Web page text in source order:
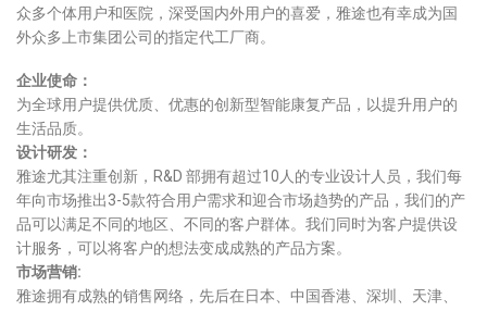
众多个体用户和医院，深受国内外用户的喜爱，雅途也有幸成为国
外众多上市集团公司的指定代工厂商。
企业使命：
为全球用户提供优质、优惠的创新型智能康复产品，以提升用户的
生活品质。
设计研发：
雅途尤其注重创新，R&D 部拥有超过10人的专业设计人员，我们每
年向市场推出3-5款符合用户需求和迎合市场趋势的产品，我们的产
品可以满足不同的地区、不同的客户群体。我们同时为客户提供设
计服务，可以将客户的想法变成成熟的产品方案。
市场营销:
雅途拥有成熟的销售网络，先后在日本、中国香港、深圳、天津、